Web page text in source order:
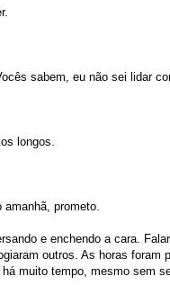
sabem, eu não sei lidar
longos.
prometo.
e enchendo a cara.
outros. As horas foram
muito tempo, mesmo sem